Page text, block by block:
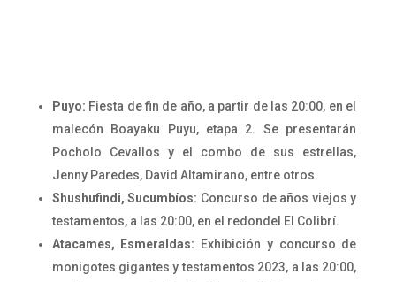
Puyo: Fiesta de fin de año, a partir de las 20:00, en el
malecón Boayaku Puyu, etapa 2. Se presentarán
Pocholo Cevallos y el combo de sus estrellas,
Jenny Paredes, David Altamirano, entre otros.
Shushufindi, Sucumbíos: Concurso de años viejos y
testamentos, a las 20:00, en el redondel El Colibrí.
Atacames, Esmeraldas: Exhibición y concurso de
monigotes gigantes y testamentos 2023, a las 20:00,